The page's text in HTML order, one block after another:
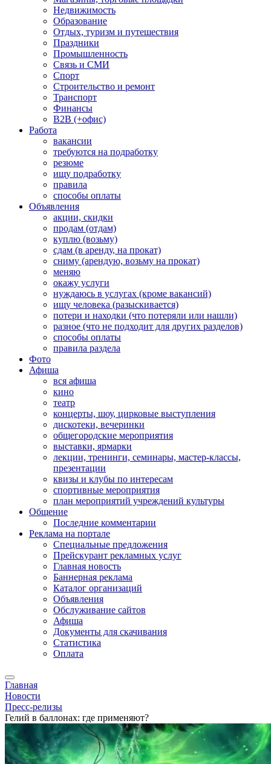
Недвижимость
Образование
Отдых, туризм и путешествия
Праздники
Промышленность
Связь и СМИ
Спорт
Строительство и ремонт
Транспорт
Финансы
B2B (+офис)
Работа
вакансии
требуются на подработку
резюме
ищу подработку
правила
способы оплаты
Объявления
акции, скидки
продам (отдам)
куплю (возьму)
сдам (в аренду, на прокат)
сниму (арендую, возьму на прокат)
меняю
окажу услуги
нуждаюсь в услугах (кроме вакансий)
ищу человека (разыскивается)
потери и находки (что потеряли или нашли)
разное (что не подходит для других разделов)
способы оплаты
правила раздела
Фото
Афиша
вся афиша
кино
театр
концерты, шоу, цирковые выступления
дискотеки, вечеринки
общегородские мероприятия
выставки, ярмарки
лекции, тренинги, семинары, мастер-классы,
презентации
квизы и клубы по интересам
спортивные мероприятия
план мероприятий учреждений культуры
Общение
Последние комментарии
Реклама на портале
Специальные предложения
Прейскурант рекламных услуг
Главная новость
Баннерная реклама
Каталог организаций
Объявления
Обслуживание сайтов
Афиша
Документы для скачивания
Статистика
Оплата
Главная
Новости
Пресс-релизы
Гелий в баллонах: где применяют?